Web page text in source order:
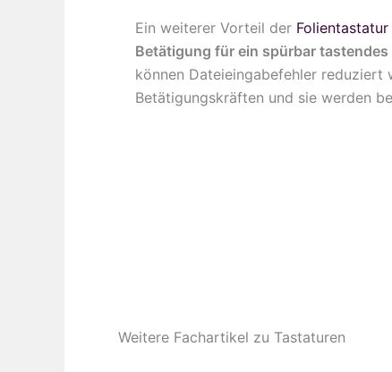
Ein weiterer Vorteil der Folientastatur
Betätigung für ein spürbar tastendes
können Dateieingabefehler reduziert
Betätigungskräften und sie werden
Weitere Fachartikel zu Tastaturen